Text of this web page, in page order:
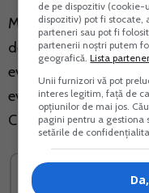
Ministerul Muncii va
detinute de alte
evidenta populatiei,
evidenta
Comertului sau la
de pe dispozitiv
dispozitiv) pot fi stocate,
parteneri sau pot fi
partenerii noștri putem
geografică.Lista
Unii furnizori vă pot
interes legitim, față de
opțiunilor de mai jos.
pagini pentru a gestiona
setările de